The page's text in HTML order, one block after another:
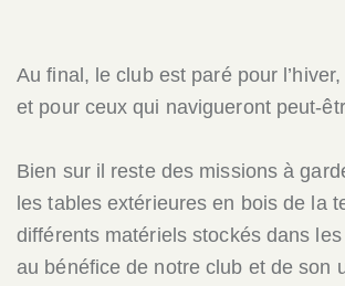
Au final, le club est paré pour
et pour ceux qui navigueront peut-
Bien sur il reste des missions à
les tables extérieures en bois de la
différents matériels stockés dans
au bénéfice de notre club et de son